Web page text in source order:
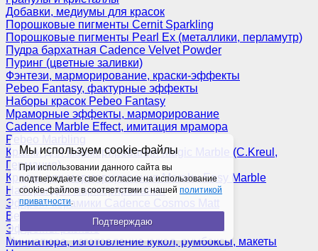
Добавки, медиумы для красок
Порошковые пигменты Cernit Sparkling
Порошковые пигменты Pearl Ex (металлики, перламутр)
Пудра бархатная Cadence Velvet Powder
Пуринг (цветные заливки)
Фэнтези, марморирование, краски-эффекты
Pebeo Fantasy, фактурные эффекты
Наборы красок Pebeo Fantasy
Мраморные эффекты, марморирование
Cadence Marble Effect, имитация мрамора
Pebeo Marbling
Краски для марморирования Magic Marble (C.Kreul,
Германия)
Краски для марморирования Marabu Easy Marble
Наборы для марморирования
Эффект керамики Cadence Cosmos Matt
Венецианская штукатурка
Эффекты разные
Миниатюра, изготовление кукол, румбоксы, макеты
Мы используем cookie-файлы
При использовании данного сайта вы
подтверждаете свое согласие на использование
cookie-файлов в соответствии с нашей политикой
приватности.
Подтверждаю